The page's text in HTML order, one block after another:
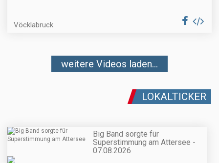
Vöcklabruck
weitere Videos laden...
LOKALTICKER
Big Band sorgte für
Superstimmung am Attersee -
07.08.2026